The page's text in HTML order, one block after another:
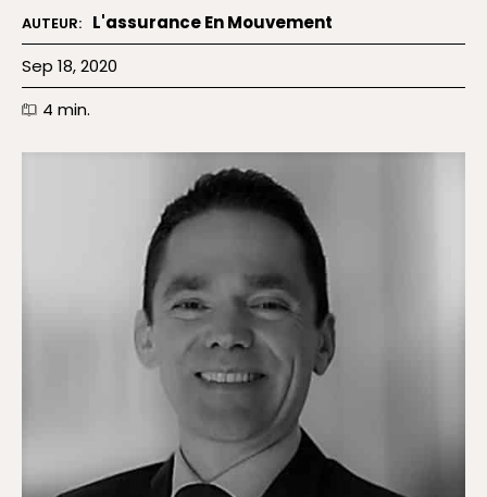
AUTEUR: L'assurance En Mouvement
Sep 18, 2020
4 min.